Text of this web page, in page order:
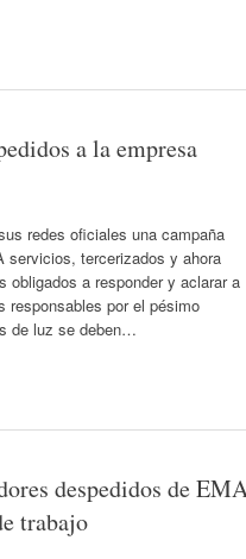
a la empresa
redes oficiales una campaña
servicios, tercerizados y ahora
obligados a responder y aclarar a
responsables por el pésimo
de luz se deben…
despedidos de
trabajo